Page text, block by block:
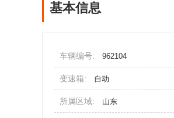
基本信息
车辆编号: 962104
变速箱: 自动
所属区域: 山东